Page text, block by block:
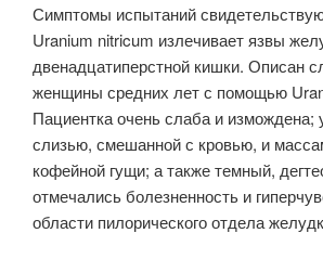
Симптомы испытаний
Uranium nitricum излечивает язвы
двенадцатиперстной кишки. Описан
женщины средних лет с помощью
Пациентка очень слаба и измождена;
слизью, смешанной с кровью, и
кофейной гущи; а также темный,
отмечались болезненность и
области пилорического отдела